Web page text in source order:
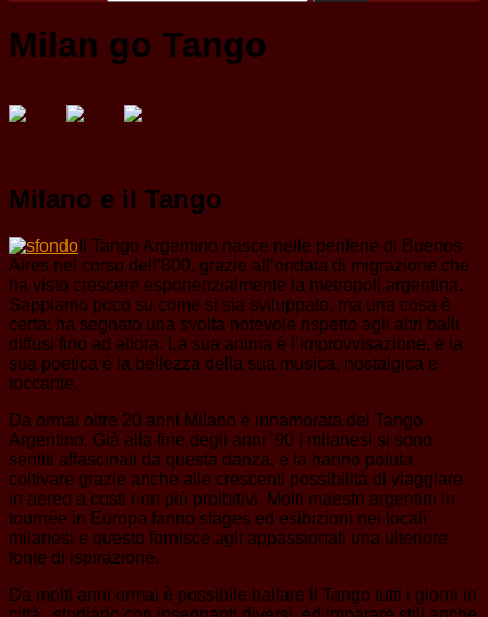
Milan go Tango
Milano e il Tango
Il Tango Argentino nasce nelle periferie di Buenos
Aires nel corso dell’800, grazie all’ondata di migrazione che
ha visto crescere esponenzialmente la metropoli argentina.
Sappiamo poco su come si sia sviluppato, ma una cosa è
certa: ha segnato una svolta notevole rispetto agli altri balli
diffusi fino ad allora. La sua anima è l’improvvisazione, e la
sua poetica è la bellezza della sua musica, nostalgica e
toccante.
Da ormai oltre 20 anni Milano è innamorata del Tango
Argentino. Già alla fine degli anni ’90 i milanesi si sono
sentiti affascinati da questa danza, e la hanno potuta
coltivare grazie anche alle crescenti possibilità di viaggiare
in aereo a costi non più proibitivi. Molti maestri argentini in
tournée in Europa fanno stages ed esibizioni nei locali
milanesi e questo fornisce agli appassionati una ulteriore
fonte di ispirazione.
Da molti anni ormai è possibile ballare il Tango tutti i giorni in